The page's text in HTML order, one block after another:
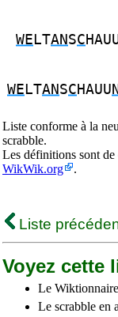
WE LTAN SC
WE LTAN SC HAUU
Liste conforme à la
scrabble.
Les définitions sont de
WikWik.org
.
Liste
Voyez cette
Le
Le scrabble en